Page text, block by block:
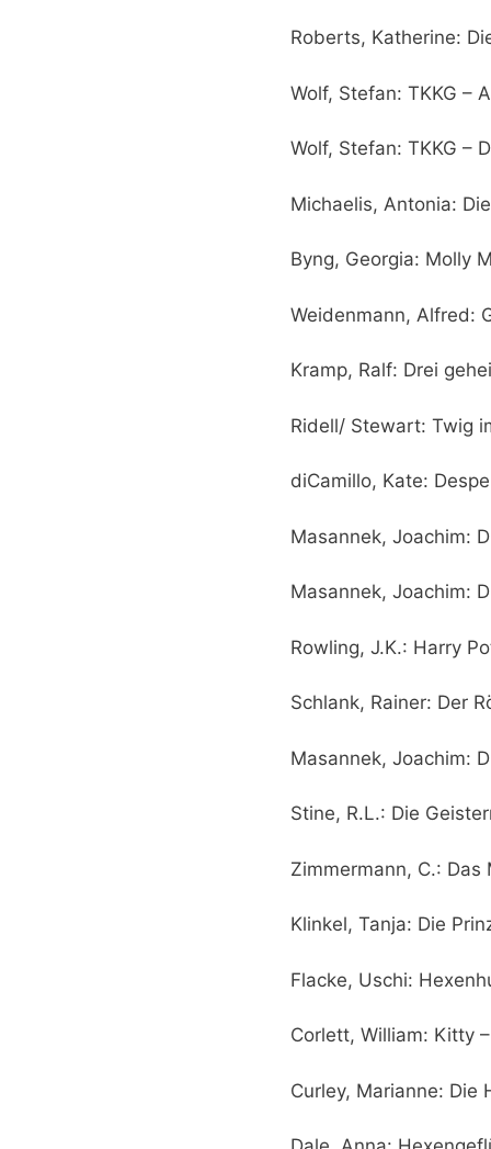
Roberts, Katherine:
Wolf, Stefan: TKKG –
Wolf, Stefan: TKKG –
Michaelis, Antonia:
Byng, Georgia: Molly
Weidenmann, Alfred:
Kramp, Ralf: Drei
Ridell/ Stewart: Twig
diCamillo, Kate:
Masannek, Joachim:
Masannek, Joachim:
Rowling, J.K.: Harry
Schlank, Rainer: Der
Masannek, Joachim:
Stine, R.L.: Die
Zimmermann, C.:
Klinkel, Tanja: Die
Flacke, Uschi:
Corlett, William: Kitty
Curley, Marianne: Die